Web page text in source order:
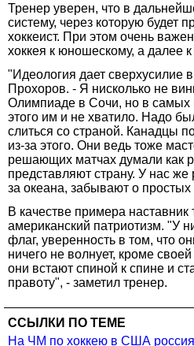
Тренер уверен, что в
систему, через которую будет
хоккеист. При этом очень
хоккея к юношескому, а далее к
"Идеология дает сверхусилие
Прохоров. - Я нисколько не
Олимпиаде в Сочи, но в самых
этого им и не хватило. Надо
слиться со страной. Канадцы
из-за этого. Они ведь тоже
решающих матчах думали как
представляют страну. У нас
за океана, забывают о
В качестве примера наставник
американский патриотизм. "У
флаг, уверенность в том, что
ничего не волнует, кроме
они встают спиной к спине и
правоту", - заметил тренер.
ССЫЛКИ ПО ТЕМЕ
На ЧМ по хоккею в США